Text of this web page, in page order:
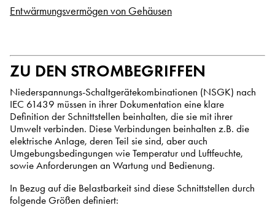
Entwärmungsvermögen von Gehäusen
ZU DEN STROMBEGRIFFEN
Niederspannungs-Schaltgerätekombinationen (NSGK) nach
IEC 61439 müssen in ihrer Dokumentation eine klare
Definition der Schnittstellen beinhalten, die sie mit ihrer
Umwelt verbinden. Diese Verbindungen beinhalten z.B. die
elektrische Anlage, deren Teil sie sind, aber auch
Umgebungsbedingungen wie Temperatur und Luftfeuchte,
sowie Anforderungen an Wartung und Bedienung.
In Bezug auf die Belastbarkeit sind diese Schnittstellen durch
folgende Größen definiert: